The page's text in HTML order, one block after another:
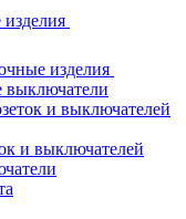
изделия
выключатели
и выключателей
и выключателей